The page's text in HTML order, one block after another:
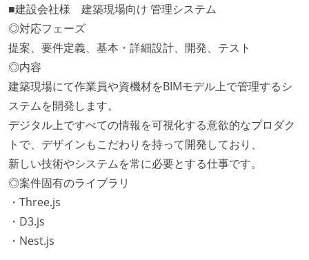
■建設会社様 建築現場向け 管理システム
◎対応フェーズ
提案、要件定義、基本・詳細設計、開発、テスト
◎内容
建築現場にて作業員や資機材をBIMモデル上で管理するシ
ステムを開発します。
デジタル上ですべての情報を可視化する意欲的なプロダク
トで、デザインもこだわりを持って開発しており、
新しい技術やシステムを常に必要とする仕事です。
◎案件固有のライブラリ
・Three.js
・D3.js
・Nest.js